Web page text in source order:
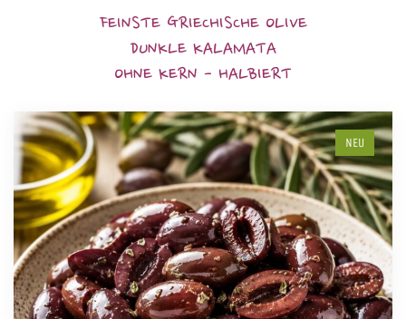
FEINSTE GRIECHISCHE OLIVE
DUNKLE KALAMATA
OHNE KERN - HALBIERT
NEU